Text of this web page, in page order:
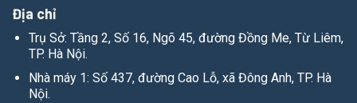
Địa chỉ
Trụ Sở: Tầng 2, Số 16, Ngõ 45, đường Đồng Me, Từ Liêm,
TP. Hà Nội.
Nhà máy 1: Số 437, đường Cao Lỗ, xã Đông Anh, TP. Hà
Nội.